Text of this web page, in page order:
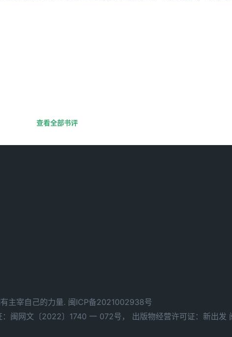
查看全部书评
主宰自己的力量. 闽ICP备2021002938号
闽网文〔2022〕1740 一 072号，
出版物经营许可证：新出发